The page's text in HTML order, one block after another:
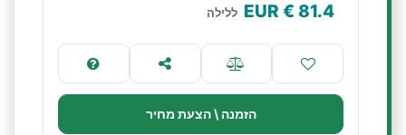
81.4
€ EUR ללילה
הזמנה \ הצעת מחיר